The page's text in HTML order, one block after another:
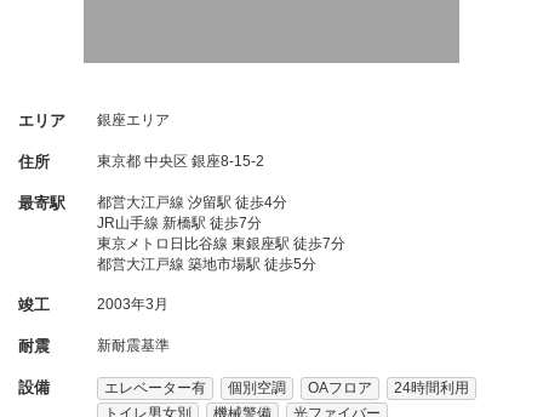
エリア 銀座エリア
住所 東京都 中央区 銀座8-15-2
最寄駅
都営大江戸線 汐留駅 徒歩4分
JR山手線 新橋駅 徒歩7分
東京メトロ日比谷線 東銀座駅 徒歩7分
都営大江戸線 築地市場駅 徒歩5分
竣工 2003年3月
耐震 新耐震基準
設備 エレベーター有 個別空調 OAフロア
24時間利用